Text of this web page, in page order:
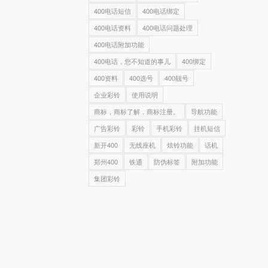
400电话短信
400电话绑定
400电话资料
400电话问题处理
400电话附加功能
400电话，您不知道的事儿
400绑定
400资料
400选号
400靓号
企业彩铃
使用说明
商标，商标了解，商标注册。
导航功能
广告彩铃
彩铃 手机彩铃
挂机短信
新开400
无线座机 炫铃功能
话机
郑州400
铁通 防伪标签
附加功能
集团彩铃